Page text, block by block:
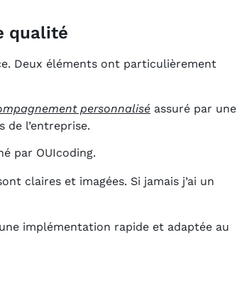
qualité
Deux éléments ont particulièrement
personnalisé assuré par une
de l’entreprise.
par OUIcoding.
claires et imagées. Si jamais j’ai un
implémentation rapide et adaptée au